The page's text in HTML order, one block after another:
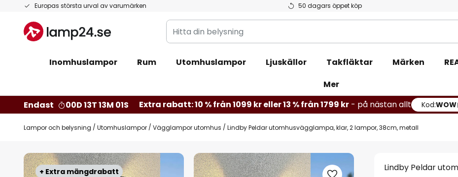
Europas största urval av varumärken 50 dagars öppet köp
Hoppa
innehållet
Hitta
din
Inomhuslampor Rum Utomhuslampor Ljuskällor Takfläktar Märken
Mer
Endast
00D 13T 13M 00S Extra rabatt: 10 % från 1099 kr eller 13 % från 1799 kr - på nästan allt Kod:WOW
Lampor och belysning Utomhuslampor Vägglampor utomhus Lindby Peldar utomhusvägglampa, klar, 2 lampor, 38cm, metall
+ Extra mängdrabatt
Hoppa
till
Lindby Peldar